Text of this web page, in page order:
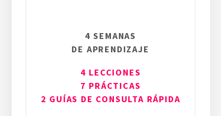
4 SEMANAS
DE APRENDIZAJE
4 LECCIONES
7 PRÁCTICAS
2 GUÍAS DE CONSULTA RÁPIDA